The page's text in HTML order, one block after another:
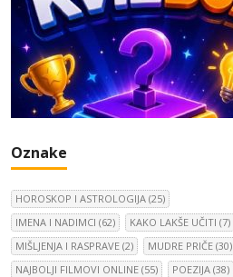
Oznake
HOROSKOP I ASTROLOGIJA (25)
IMENA I NADIMCI (62) KAKO LAKŠE UČITI (7)
MIŠLJENJA I RASPRAVE (2) MUDRE PRIČE (30)
NAJBOLJI FILMOVI ONLINE (55) POEZIJA (38)